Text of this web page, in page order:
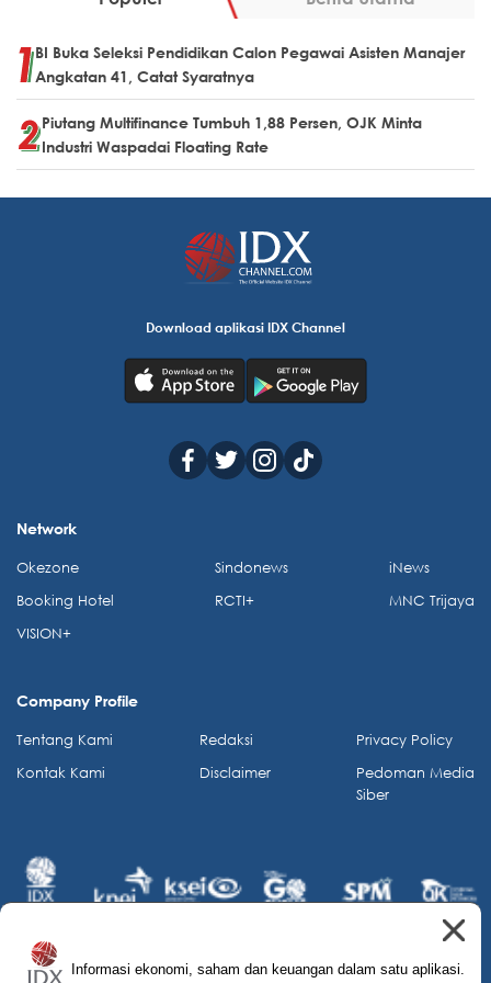
BI Buka Seleksi Pendidikan Calon Pegawai Asisten Manajer
Angkatan 41, Catat Syaratnya
Piutang Multifinance Tumbuh 1,88 Persen, OJK Minta
Industri Waspadai Floating Rate
Informasi ekonomi, saham dan keuangan dalam satu aplikasi.
Download aplikasi IDX Channel
Network
Okezone
Booking Hotel
VISION+
Sindonews
RCTI+
iNews
MNC Trijaya
Company Profile
Tentang Kami
Kontak Kami
Redaksi
Disclaimer
Privacy Policy
Pedoman Media
Siber
© 2026 IDX Channel. All Rights Reserved.